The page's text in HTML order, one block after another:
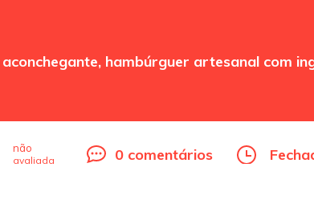
hambúrguer artesanal com
não
avaliada 0 comentários